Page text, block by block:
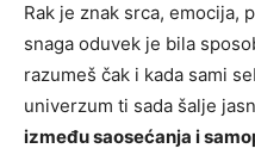
Rak je znak srca, emocija,
snaga oduvek je bila
razumeš čak i kada sami
univerzum ti sada šalje
između saosećanja i